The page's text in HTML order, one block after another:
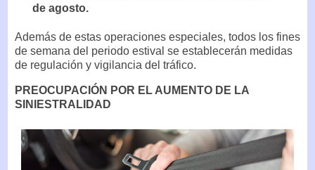
de agosto.
Además de estas operaciones especiales, todos los fines
de semana del periodo estival se establecerán medidas
de regulación y vigilancia del tráfico.
PREOCUPACIÓN POR EL AUMENTO DE LA
SINIESTRALIDAD